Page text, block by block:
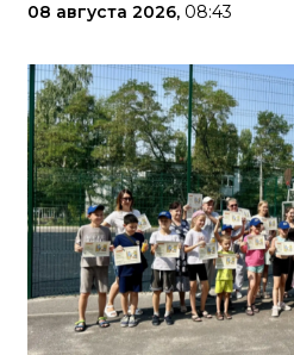
08 августа 2026, 08:43